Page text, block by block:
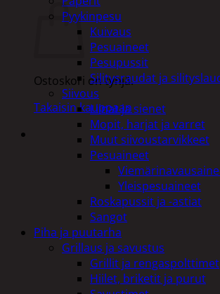
Ostoskori on tyhjä.
Takaisin kauppaan
Pyykinpesu
Kuivaus
Pesuaineet
Pesupussit
Silitysraudat ja
Siivous
Liinat ja sienet
Mopit, harjat ja varret
Muut siivoustarvikkeet
Pesuaineet
Yleispesuaineet
Roskapussit ja -astiat
Sangot
Piha ja puutarha
Grillaus ja savustus
Grillit ja rengaspolttimet
Hiilet, briketit ja purut